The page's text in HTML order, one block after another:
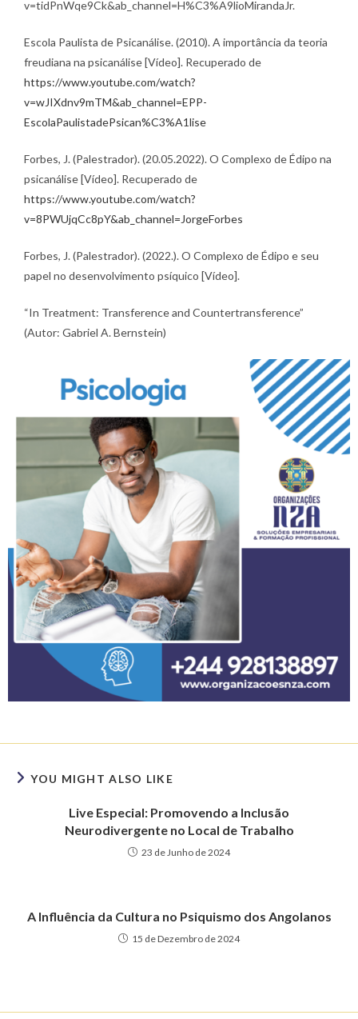
v=tidPnWqe9Ck&ab_channel=H%C3%A9lioMirandaJr.
Escola Paulista de Psicanálise. (2010). A importância da teoria
freudiana na psicanálise [Vídeo]. Recuperado de
https://www.youtube.com/watch?
v=wJIXdnv9mTM&ab_channel=EPP-
EscolaPaulistadePsican%C3%A1lise
Forbes, J. (Palestrador). (20.05.2022). O Complexo de Édipo na
psicanálise [Vídeo]. Recuperado de
https://www.youtube.com/watch?
v=8PWUjqCc8pY&ab_channel=JorgeForbes
Forbes, J. (Palestrador). (2022.). O Complexo de Édipo e seu
papel no desenvolvimento psíquico [Vídeo].
“In Treatment: Transference and Countertransference”
(Autor: Gabriel A. Bernstein)
YOU MIGHT ALSO LIKE
Live Especial: Promovendo a Inclusão
Neurodivergente no Local de Trabalho
23 de Junho de 2024
A Influência da Cultura no Psiquismo dos Angolanos
15 de Dezembro de 2024